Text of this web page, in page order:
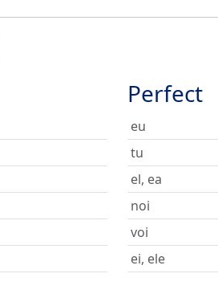
Perfect
eu
tu
el, ea
noi
voi
ei, ele